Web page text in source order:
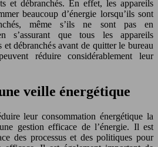
et débranchés. En effet, les appareils
beaucoup d’énergie lorsqu’ils sont
même s’ils ne sont pas en
s’assurant que tous les appareils
et débranchés avant de quitter le bureau
réduire considérablement leur
veille énergétique
leur consommation énergétique la
gestion efficace de l’énergie. Il est
des processus et des politiques pour